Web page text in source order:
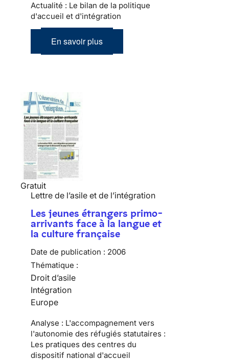
Actualité : Le bilan de la politique
d'accueil et d'intégration
En savoir plus
Gratuit
Lettre de l’asile et de l’intégration
Les jeunes étrangers primo-
arrivants face à la langue et
la culture française
Date de publication : 2006
Thématique :
Droit d’asile
Intégration
Europe
Analyse : L'accompagnement vers
l'autonomie des réfugiés statutaires :
Les pratiques des centres du
dispositif national d'accueil